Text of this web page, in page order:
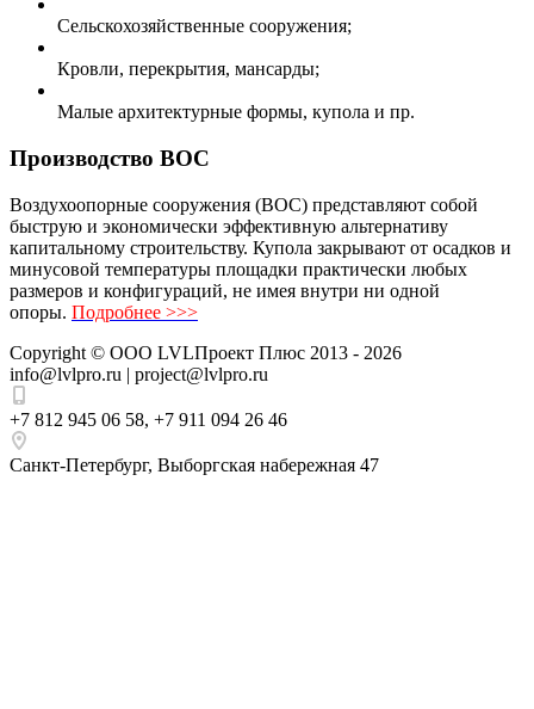
Сельскохозяйственные сооружения;
Кровли, перекрытия, мансарды;
Малые архитектурные формы, купола и пр.
Производство ВОС
Воздухоопорные сооружения (ВОС) представляют собой
быструю и экономически эффективную альтернативу
капитальному строительству. Купола закрывают от осадков и
минусовой температуры площадки практически любых
размеров и конфигураций, не имея внутри ни одной
опоры. Подробнее >>>
Copyright © ООО LVLПроект Плюс 2013 - 2026
info@lvlpro.ru | project@lvlpro.ru
+7 812 945 06 58, +7 911 094 26 46
Санкт-Петербург, Выборгская набережная 47